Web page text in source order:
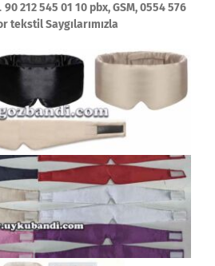
90 212 545 01 10 pbx, GSM, 0554 576
tekstil Saygılarımızla